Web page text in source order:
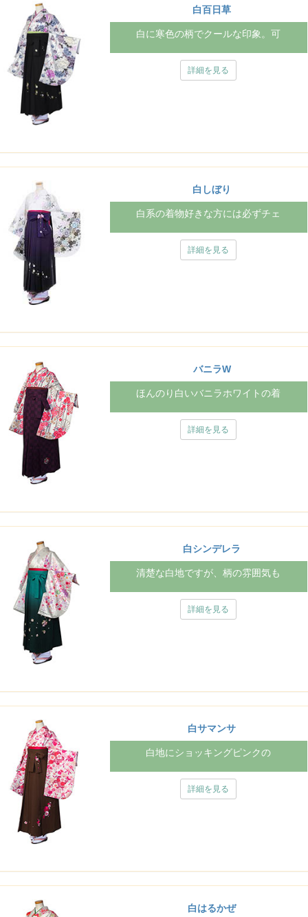
白百日草
白に寒色の柄でクールな印象。可
詳細を見る
白しぼり
白系の着物好きな方には必ずチェ
詳細を見る
バニラW
ほんのり白いバニラホワイトの着
詳細を見る
白シンデレラ
清楚な白地ですが、柄の雰囲気も
詳細を見る
白サマンサ
白地にショッキングピンクの
詳細を見る
白はるかぜ